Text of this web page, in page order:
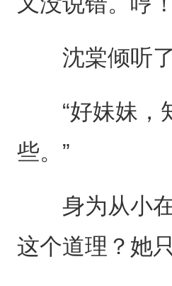
沈棠倾听了
“好妹妹，知
些。”
身为从小在
这个道理？她